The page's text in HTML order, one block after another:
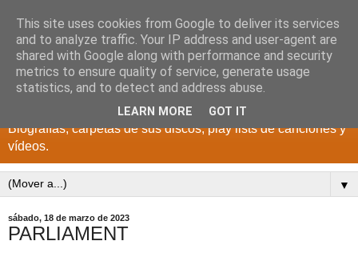
DISCOS PARA EL
RECUERDO
CANTANTES Y GRUPOS DE LOS AÑOS 1950 a 2022.
Biografías, carpetas de sus discos, play lists de canciones y
vídeos.
▼
sábado, 18 de marzo de 2023
PARLIAMENT
This site uses cookies from Google to deliver its services
and to analyze traffic. Your IP address and user-agent are
shared with Google along with performance and security
metrics to ensure quality of service, generate usage
statistics, and to detect and address abuse.
LEARN MORE GOT IT